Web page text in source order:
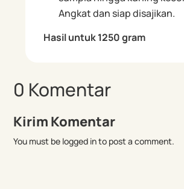
Angkat dan siap disajikan.
Hasil untuk1250 gram
0 Komentar
Kirim Komentar
You must be logged in to post a comment.